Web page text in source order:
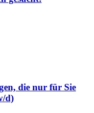
die nur für Sie
d)